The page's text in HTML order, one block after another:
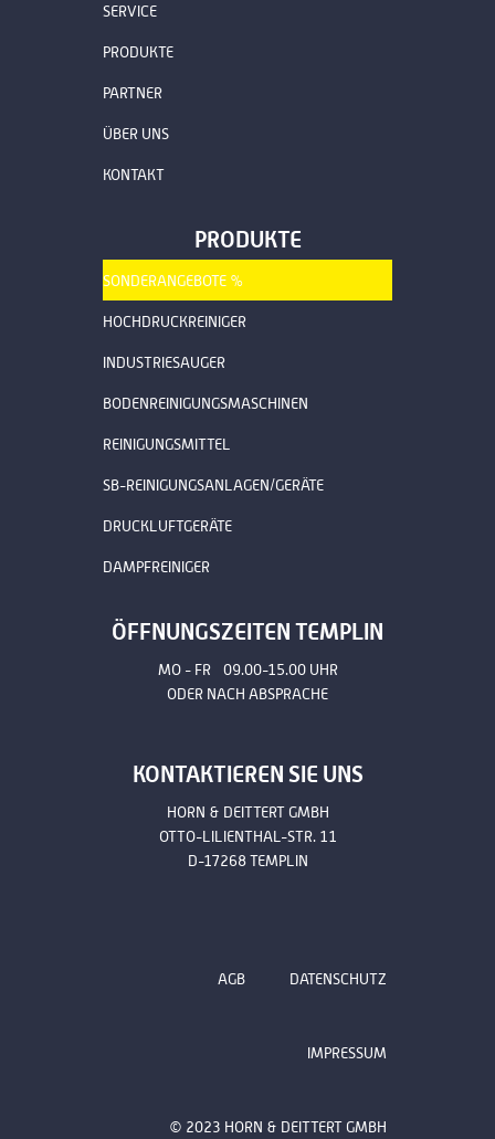
SERVICE
PRODUKTE
PARTNER
ÜBER UNS
KONTAKT
PRODUKTE
SONDERANGEBOTE %
HOCHDRUCKREINIGER
INDUSTRIESAUGER
BODENREINIGUNGSMASCHINEN
REINIGUNGSMITTEL
SB-REINIGUNGSANLAGEN/GERÄTE
DRUCKLUFTGERÄTE
DAMPFREINIGER
ÖFFNUNGSZEITEN TEMPLIN
MO - FR 09.00-15.00 UHR
ODER NACH ABSPRACHE
KONTAKTIEREN SIE UNS
HORN & DEITTERT GMBH
OTTO-LILIENTHAL-STR. 11
D-17268 TEMPLIN
AGB DATENSCHUTZ
IMPRESSUM
© 2023 HORN & DEITTERT GMBH